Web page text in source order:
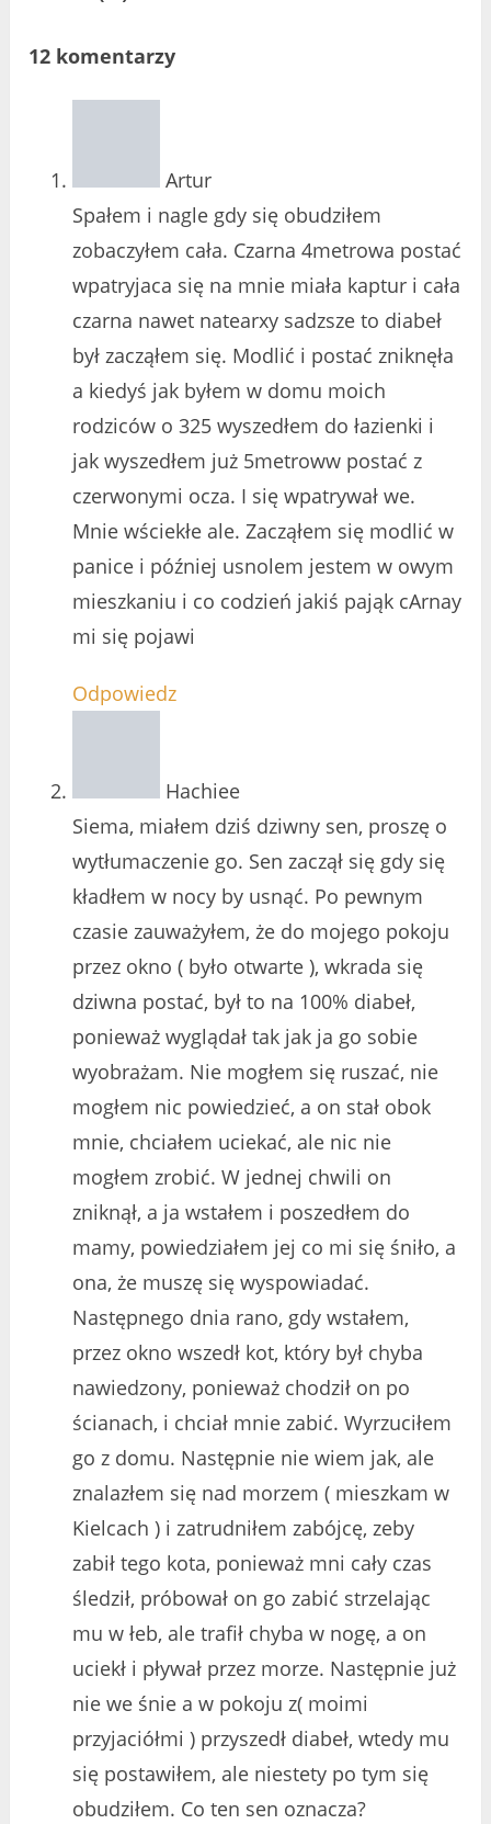
12 komentarzy
Artur
Spałem i nagle gdy się obudziłem
zobaczyłem cała. Czarna 4metrowa postać
wpatryjaca się na mnie miała kaptur i cała
czarna nawet natearxy sadzsze to diabeł
był zacząłem się. Modlić i postać zniknęła
a kiedyś jak byłem w domu moich
rodziców o 325 wyszedłem do łazienki i
jak wyszedłem już 5metroww postać z
czerwonymi ocza. I się wpatrywał we.
Mnie wściekłe ale. Zacząłem się modlić w
panice i później usnolem jestem w owym
mieszkaniu i co codzień jakiś pająk cArnay
mi się pojawi
Odpowiedz
Hachiee
Siema, miałem dziś dziwny sen, proszę o
wytłumaczenie go. Sen zaczął się gdy się
kładłem w nocy by usnąć. Po pewnym
czasie zauważyłem, że do mojego pokoju
przez okno ( było otwarte ), wkrada się
dziwna postać, był to na 100% diabeł,
ponieważ wyglądał tak jak ja go sobie
wyobrażam. Nie mogłem się ruszać, nie
mogłem nic powiedzieć, a on stał obok
mnie, chciałem uciekać, ale nic nie
mogłem zrobić. W jednej chwili on
zniknął, a ja wstałem i poszedłem do
mamy, powiedziałem jej co mi się śniło, a
ona, że muszę się wyspowiadać.
Następnego dnia rano, gdy wstałem,
przez okno wszedł kot, który był chyba
nawiedzony, ponieważ chodził on po
ścianach, i chciał mnie zabić. Wyrzuciłem
go z domu. Następnie nie wiem jak, ale
znalazłem się nad morzem ( mieszkam w
Kielcach ) i zatrudniłem zabójcę, zeby
zabił tego kota, ponieważ mni cały czas
śledził, próbował on go zabić strzelając
mu w łeb, ale trafił chyba w nogę, a on
uciekł i pływał przez morze. Następnie już
nie we śnie a w pokoju z( moimi
przyjaciółmi ) przyszedł diabeł, wtedy mu
się postawiłem, ale niestety po tym się
obudziłem. Co ten sen oznacza?